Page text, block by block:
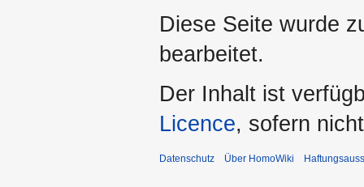
Diese Seite wurde
bearbeitet.
Der Inhalt ist
Licence, sofern
Datenschutz Über HomoWiki